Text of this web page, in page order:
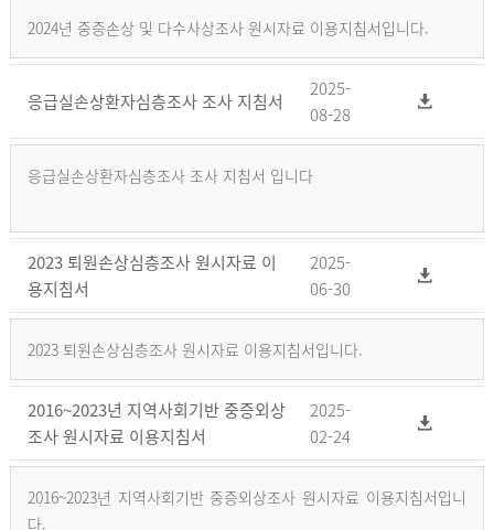
2024년 중증손상 및 다수사상조사 원시자료 이용지침서입니다.
응급실손상환자심층조사 조사 지침서
2025-
08-28
응급실손상환자심층조사 조사 지침서 입니다
2023 퇴원손상심층조사 원시자료 이
용지침서
2025-
06-30
2023 퇴원손상심층조사 원시자료 이용지침서입니다.
2016~2023년 지역사회기반 중증외상
조사 원시자료 이용지침서
2025-
02-24
2016~2023년 지역사회기반 중증외상조사 원시자료 이용지침서입니
다.